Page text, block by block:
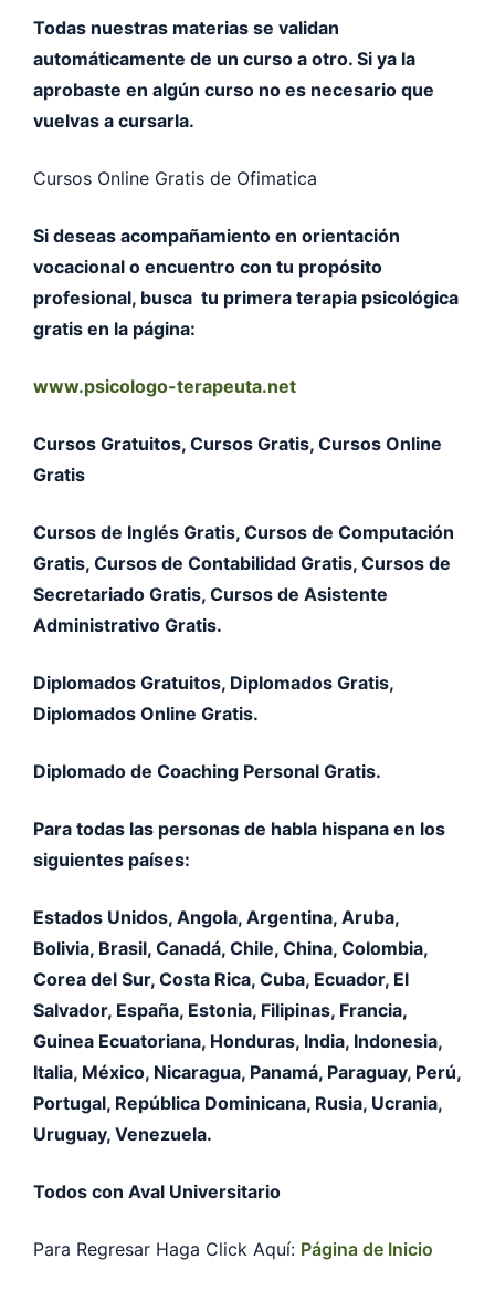
Todas nuestras materias se validan
automáticamente de un curso a otro. Si ya la
aprobaste en algún curso no es necesario que
vuelvas a cursarla.
Cursos Online Gratis de Ofimatica
Si deseas acompañamiento en orientación
vocacional o encuentro con tu propósito
profesional, busca tu primera terapia psicológica
gratis en la página:
www.psicologo-terapeuta.net
Cursos Gratuitos, Cursos Gratis, Cursos Online
Gratis
Cursos de Inglés Gratis, Cursos de Computación
Gratis, Cursos de Contabilidad Gratis, Cursos de
Secretariado Gratis, Cursos de Asistente
Administrativo Gratis.
Diplomados Gratuitos, Diplomados Gratis,
Diplomados Online Gratis.
Diplomado de Coaching Personal Gratis.
Para todas las personas de habla hispana en los
siguientes países:
Estados Unidos, Angola, Argentina, Aruba,
Bolivia, Brasil, Canadá, Chile, China, Colombia,
Corea del Sur, Costa Rica, Cuba, Ecuador, El
Salvador, España, Estonia, Filipinas, Francia,
Guinea Ecuatoriana, Honduras, India, Indonesia,
Italia, México, Nicaragua, Panamá, Paraguay, Perú,
Portugal, República Dominicana, Rusia, Ucrania,
Uruguay, Venezuela.
Todos con Aval Universitario
Para Regresar Haga Click Aquí: Página de Inicio